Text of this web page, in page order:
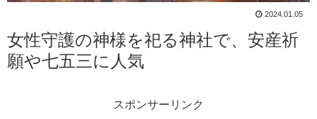
2024.01.05
女性守護の神様を祀る神社で、安産祈
願や七五三に人気
スポンサーリンク